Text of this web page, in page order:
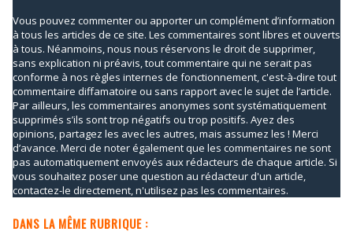
Vous pouvez commenter ou apporter un complément d’information
à tous les articles de ce site. Les commentaires sont libres et ouverts
à tous. Néanmoins, nous nous réservons le droit de supprimer,
sans explication ni préavis, tout commentaire qui ne serait pas
conforme à nos règles internes de fonctionnement, c'est-à-dire tout
commentaire diffamatoire ou sans rapport avec le sujet de l’article.
Par ailleurs, les commentaires anonymes sont systématiquement
supprimés s’ils sont trop négatifs ou trop positifs. Ayez des
opinions, partagez les avec les autres, mais assumez les ! Merci
d’avance. Merci de noter également que les commentaires ne sont
pas automatiquement envoyés aux rédacteurs de chaque article. Si
vous souhaitez poser une question au rédacteur d'un article,
contactez-le directement, n'utilisez pas les commentaires.
DANS LA MÊME RUBRIQUE :